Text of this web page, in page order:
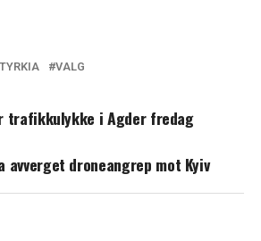
VALG
trafikkulykke i Agder fredag
avverget droneangrep mot Kyiv